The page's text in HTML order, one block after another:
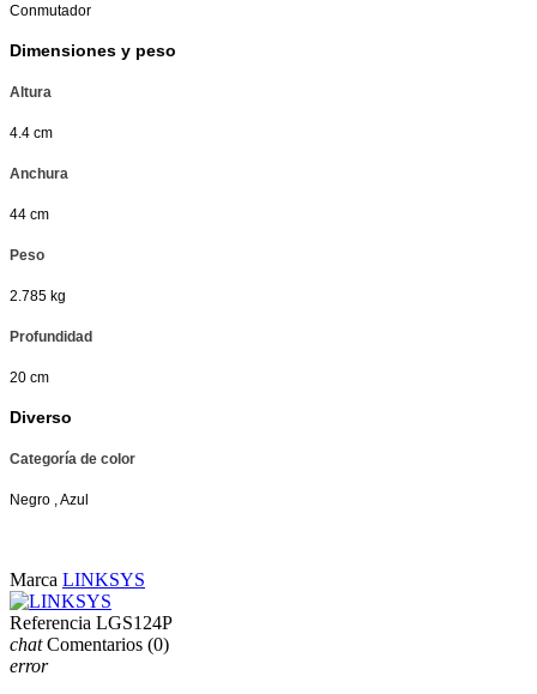
Conmutador
Dimensiones y peso
Altura
4.4 cm
Anchura
44 cm
Peso
2.785 kg
Profundidad
20 cm
Diverso
Categoría de color
Negro , Azul
Marca LINKSYS
Referencia LGS124P
chat Comentarios (0)
error